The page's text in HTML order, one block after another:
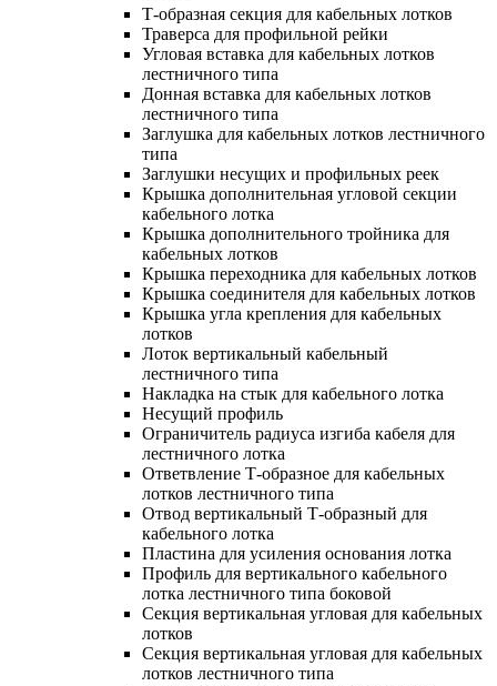
Т-образная секция для кабельных лотков
Траверса для профильной рейки
Угловая вставка для кабельных лотков
лестничного типа
Донная вставка для кабельных лотков
лестничного типа
Заглушка для кабельных лотков лестничного
типа
Заглушки несущих и профильных реек
Крышка дополнительная угловой секции
кабельного лотка
Крышка дополнительного тройника для
кабельных лотков
Крышка переходника для кабельных лотков
Крышка соединителя для кабельных лотков
Крышка угла крепления для кабельных
лотков
Лоток вертикальный кабельный
лестничного типа
Накладка на стык для кабельного лотка
Несущий профиль
Ограничитель радиуса изгиба кабеля для
лестничного лотка
Ответвление Т-образное для кабельных
лотков лестничного типа
Отвод вертикальный Т-образный для
кабельного лотка
Пластина для усиления основания лотка
Профиль для вертикального кабельного
лотка лестничного типа боковой
Секция вертикальная угловая для кабельных
лотков
Секция вертикальная угловая для кабельных
лотков лестничного типа